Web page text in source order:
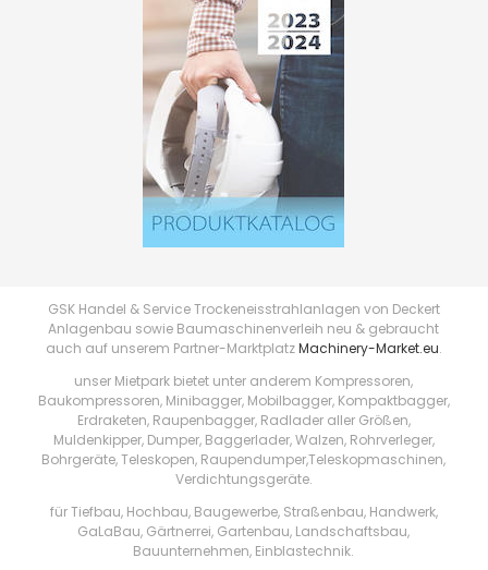
GSK Handel & Service Trockeneisstrahlanlagen von Deckert
Anlagenbau sowie Baumaschinenverleih neu & gebraucht
auch auf unserem Partner-MarktplatzMachinery-Market.eu.
unser Mietpark bietet unter anderem Kompressoren,
Baukompressoren, Minibagger, Mobilbagger, Kompaktbagger,
Erdraketen, Raupenbagger, Radlader aller Größen,
Muldenkipper, Dumper, Baggerlader, Walzen, Rohrverleger,
Bohrgeräte, Teleskopen, Raupendumper,Teleskopmaschinen,
Verdichtungsgeräte.
für Tiefbau, Hochbau, Baugewerbe, Straßenbau, Handwerk,
GaLaBau, Gärtnerrei, Gartenbau, Landschaftsbau,
Bauunternehmen, Einblastechnik.